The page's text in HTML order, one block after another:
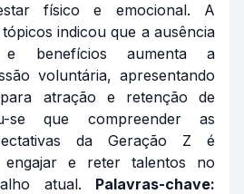
físico e emocional. A
indicou que a ausência
e benefícios aumenta a
voluntária, apresentando
atração e retenção de
se que compreender as
da Geração Z é
engajar e reter talentos no
atual. Palavras-chave: